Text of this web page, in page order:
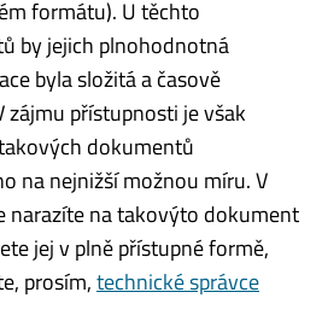
formátu). U těchto
by jejich plnohodnotná
byla složitá a časově
zájmu přístupnosti je však
dokumentů
na nejnižší možnou míru. V
narazíte na takovýto dokument
jej v plně přístupné formě,
prosím,technické správce